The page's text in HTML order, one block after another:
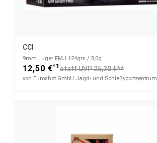
CCI
9mm Luger FMJ 124grs / 8,0g
12,50 €*1 statt UVP 25,20 €**
von Euroshot GmbH Jagd- und Schießsportzentrum